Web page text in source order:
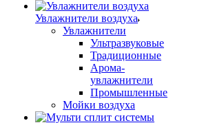
Увлажнители воздуха
Увлажнители
Ультразвуковые
Традиционные
Арома-
увлажнители
Промышленные
Мойки воздуха